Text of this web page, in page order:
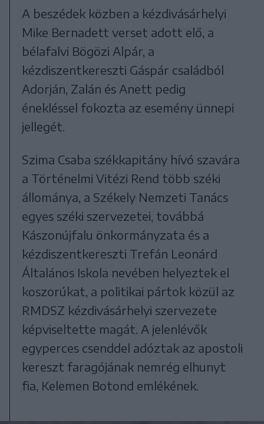
A beszédek közben a kézdivásárhelyi
Mike Bernadett verset adott elő, a
bélafalvi Bögözi Alpár, a
kézdiszentkereszti Gáspár családból
Adorján, Zalán és Anett pedig
énekléssel fokozta az esemény ünnepi
jellegét.
Szima Csaba székkapitány hívó szavára
a Történelmi Vitézi Rend több széki
állománya, a Székely Nemzeti Tanács
egyes széki szervezetei, továbbá
Kászonújfalu önkormányzata és a
kézdiszentkereszti Trefán Leonárd
Általános Iskola nevében helyeztek el
koszorúkat, a politikai pártok közül az
RMDSZ kézdivásárhelyi szervezete
képviseltette magát. A jelenlévők
egyperces csenddel adóztak az apostoli
kereszt faragójának nemrég elhunyt
fia, Kelemen Botond emlékének.